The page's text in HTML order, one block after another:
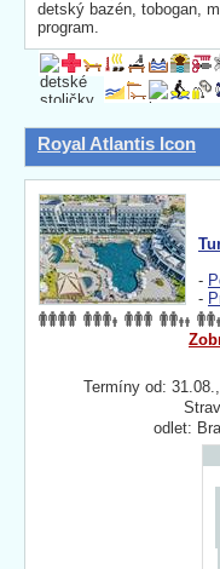
detský bazén, tobogan,
program.
Royal Atlantis Icon
-
-
Termíny od:
odlet: